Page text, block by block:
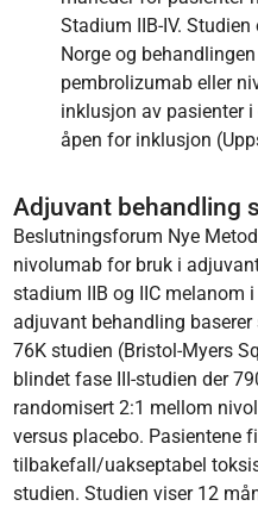
Stadium IIB-IV.
Norge og
pembrolizumab eller
inklusjon av pasienter
åpen for inklusjon
Adjuvant behandling
Beslutningsforum Nye
nivolumab for bruk i
stadium IIB og IIC melanom
adjuvant behandling
76K studien (Bristol-Myers
blindet fase III-studien der
randomisert 2:1 mellom
versus placebo. Pasientene
tilbakefall/uakseptabel
studien. Studien viser 12